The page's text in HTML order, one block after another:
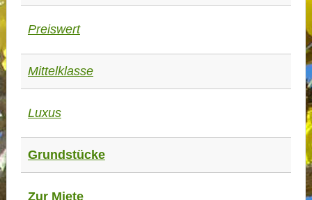
Preiswert
Mittelklasse
Luxus
Grundstücke
Zur Miete